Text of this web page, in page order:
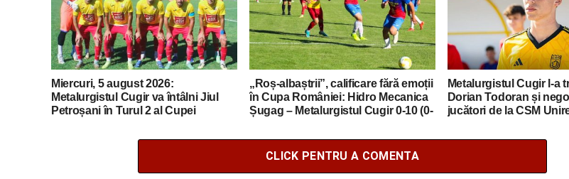
Miercuri, 5 august 2026:
Metalurgistul Cugir va întâlni Jiul
Petroșani în Turul 2 al Cupei
„Roș-albaștrii”, calificare fără emoții
în Cupa României: Hidro Mecanica
Șugag – Metalurgistul Cugir 0-10 (0-
Metalurgistul Cugir l-a
Dorian Todoran și
jucători de la CSM
CLICK PENTRU A COMENTA